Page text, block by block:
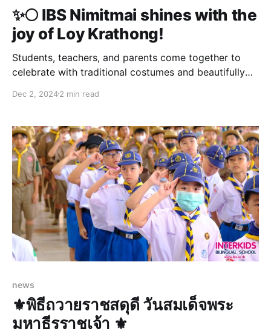
✨🌕 IBS Nimitmai shines with the
joy of Loy Krathong!
Students, teachers, and parents come together to
celebrate with traditional costumes and beautifully
students from Friendship House 💖, Spirit House 💚,
creative activity booths, showcasing the unity and
cultural pride of IBS. 🕯🌊 📸 Enjoy the highlights of IBS
Loy Krathong
Dec 2, 20242 min read
news
⚜พิธีถวายราชสดุดี วันสมเด็จพระ
มหาธีรราชเจ้า ⚜